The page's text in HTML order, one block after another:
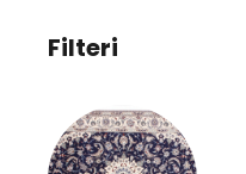
Filteri